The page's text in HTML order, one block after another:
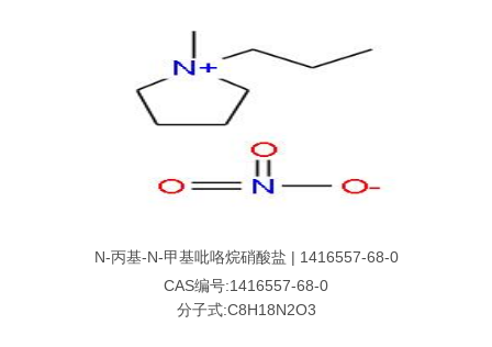
N-丙基-N-甲基吡咯烷硝酸盐 | 1416557-68-0
CAS编号:1416557-68-0
分子式:C8H18N2O3